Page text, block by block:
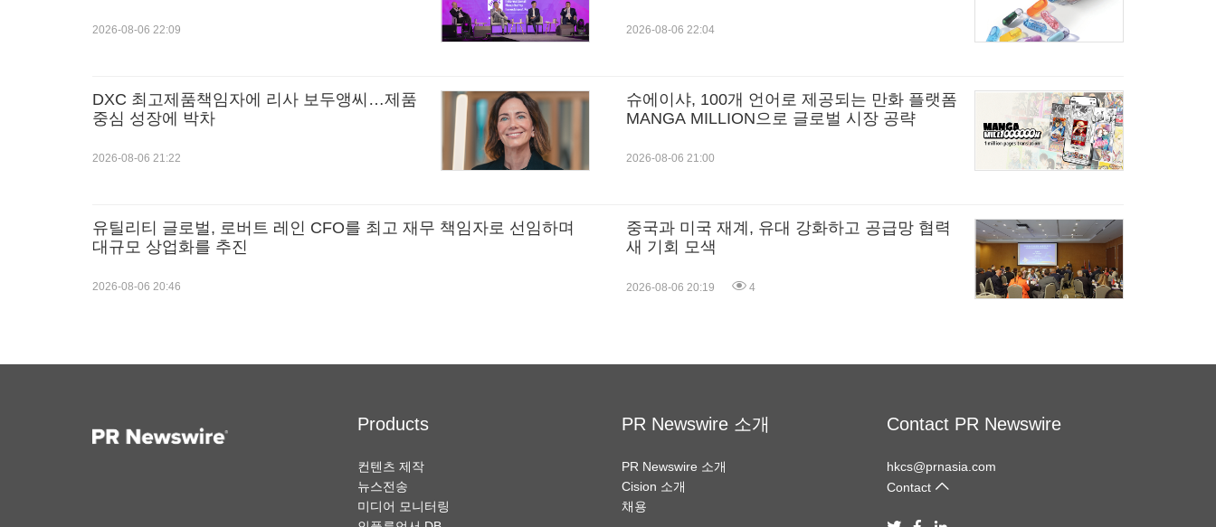
2026-08-06 22:09 2026-08-06 22:04
DXC 최고제품책임자에 리사 보두앵씨…제품
중심 성장에 박차
2026-08-06 21:22
슈에이샤, 100개 언어로 제공되는 만화 플랫폼
MANGA MILLION으로 글로벌 시장 공략
2026-08-06 21:00
유틸리티 글로벌, 로버트 레인 CFO를 최고 재무 책임자로 선임하며
대규모 상업화를 추진
2026-08-06 20:46
중국과 미국 재계, 유대 강화하고 공급망 협력
새 기회 모색
2026-08-06 20:19 4
Products
컨텐츠 제작
뉴스전송
미디어 모니터링
PR Newswire 소개
PR Newswire 소개
Cision 소개
채용
Contact PR Newswire
hkcs@prnasia.com
Contact